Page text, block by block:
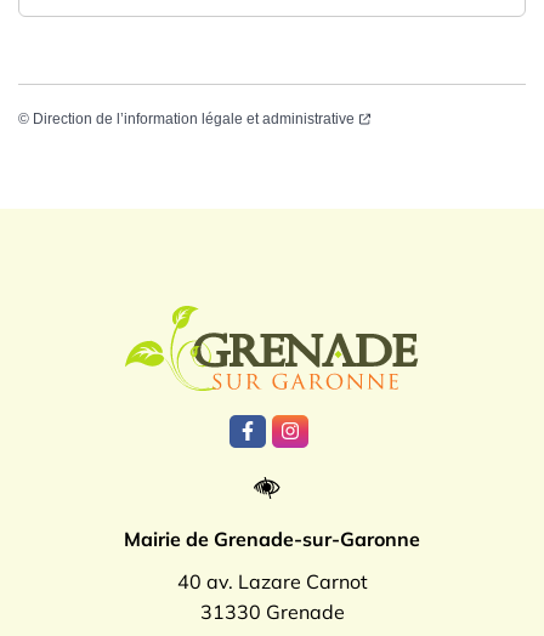
© Direction de l’information légale et administrative
Lien vers le compte Facebook
Lien vers le compte
Mairie de Grenade-sur-Garonne
40 av. Lazare Carnot
31330 Grenade